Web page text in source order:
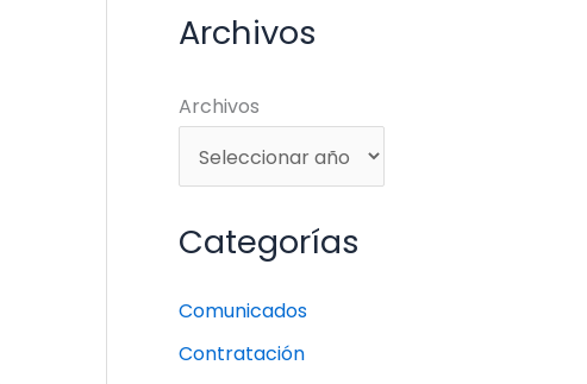
Archivos
Archivos
Categorías
Comunicados
Contratación